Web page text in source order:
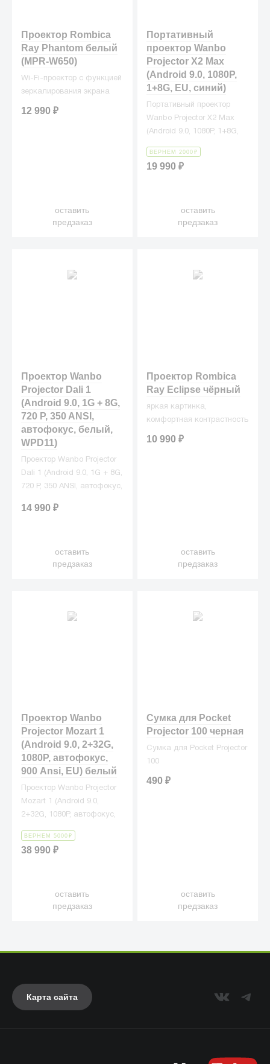
Проектор Rombica
Ray Phantom белый
(MPR-W650)
Wi-Fi-проектор с функцией
зеркалирования экрана
12 990₽
оставить
предзаказ
Портативный
проектор Wanbo
Projector X2 Max
(Android 9.0, 1080P,
1+8G, EU, синий)
Портативный проектор
Wanbo Projector X2 Max
(Android 9.0, 1080P, 1+8G,
ВЕРНЕМ 2000 ₽
19 990₽
оставить
предзаказ
Проектор Wanbo
Projector Dali 1
(Android 9.0, 1G + 8G,
720 P, 350 ANSI,
автофокус, белый,
WPD11)
Проектор Wanbo Projector
Dali 1 (Android 9.0, 1G + 8G,
720 P, 350 ANSI, автофокус,
14 990₽
оставить
предзаказ
Проектор Rombica
Ray Eclipse чёрный
яркая картинка,
комфортная контрастность
10 990₽
оставить
предзаказ
Проектор Wanbo
Projector Mozart 1
(Android 9.0, 2+32G,
1080P, автофокус,
900 Ansi, EU) белый
Проектор Wanbo Projector
Mozart 1 (Android 9.0,
2+32G, 1080P, автофокус,
WPB81)
ВЕРНЕМ 5000 ₽
38 990₽
оставить
предзаказ
Сумка для Pocket
Projector 100 черная
Сумка для Pocket Projector
100
490₽
оставить
предзаказ
Карта сайта